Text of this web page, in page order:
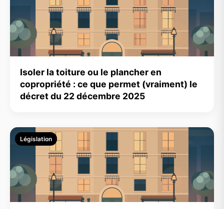
Isoler la toiture ou le plancher en
copropriété : ce que permet (vraiment) le
décret du 22 décembre 2025
Législation